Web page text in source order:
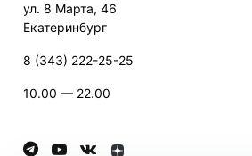
ул. 8 Марта, 46
Екатеринбург
8 (343) 222-25-25
10.00 — 22.00